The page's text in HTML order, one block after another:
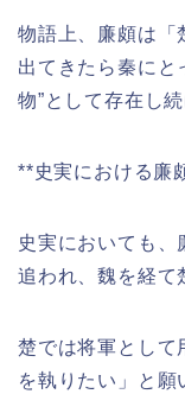
物語上、廉頗は「
出てきたら秦にと
物”として存在し
**史実における廉
史実においても、
追われ、魏を経て
楚では将軍として
を執りたい」と